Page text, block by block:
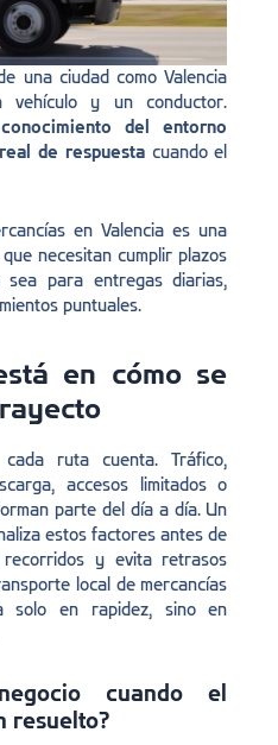
una ciudad como Valencia
y un conductor.
del entorno
de respuestacuando el
en Valencia es una
necesitan cumplir plazos
para entregas diarias,
puntuales.
en cómo se
ruta cuenta. Tráfico,
accesos limitados o
parte del día a día. Un
estos factores antes de
y evita retrasos
local de mercancías
solo en rapidez, sino en
cuando el
resuelto?